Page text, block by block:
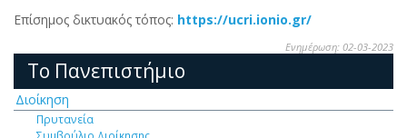
Επίσημος δικτυακός τόπος: https://ucri.ionio.gr/
Ενημέρωση: 02-03-2023
Το Πανεπιστήμιο
Διοίκηση
Πρυτανεία